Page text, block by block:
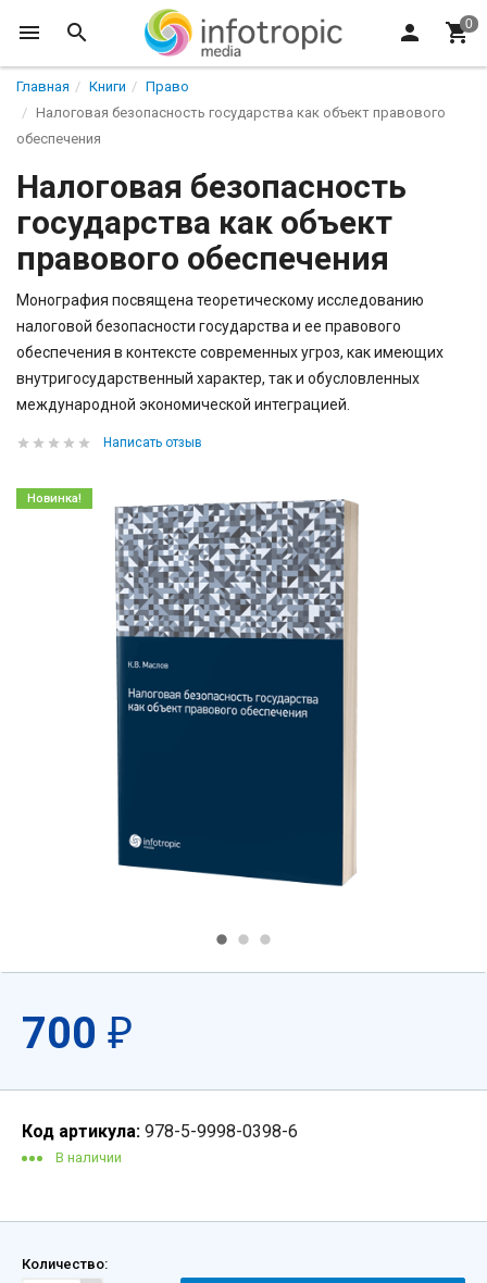
Главная Книги
Право
Налоговая безопасность государства как объект правового
обеспечения
Налоговая безопасность
государства как объект
правового обеспечения
Монография посвящена теоретическому исследованию
налоговой безопасности государства и ее правового
обеспечения в контексте современных угроз, как имеющих
внутригосударственный характер, так и обусловленных
международной экономической интеграцией.
Написать отзыв
Новинка!
700 ₽
Код артикула: 978-5-9998-0398-6
В наличии
Количество: